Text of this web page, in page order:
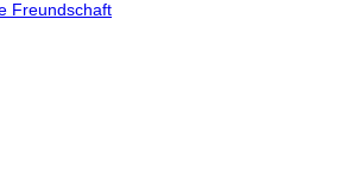
Freundschaft